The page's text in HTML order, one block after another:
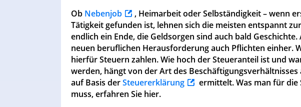
Ob Nebenjob
, Heimarbeit oder Selbständigkeit – wenn
Tätigkeit gefunden ist, lehnen sich die meisten entspannt
endlich ein Ende, die Geldsorgen sind auch bald
neuen beruflichen Herausforderung auch Pflichten einher.
hierfür Steuern zahlen. Wie hoch der Steueranteil ist und
werden, hängt von der Art des
auf Basis derSteuererklärung
ermittelt. Was man für
muss, erfahren Sie hier.